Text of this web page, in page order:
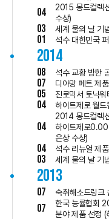
04
2015 몽드컬렉
수상)
03 세계 물의 날 기
01 석수 대한민국
2014
08 석수 교황 방한
07 디아망 페트 제
05 진로믹서 토닉
04 하이트제로 월드
04
2014 몽드컬렉
하이트제로0.00
은상 수상)
04 석수 리뉴얼 제
03 세계 물의 날 기
2013
07 숙취해소드링크
07
한국 능률협회
분야 제품 선정